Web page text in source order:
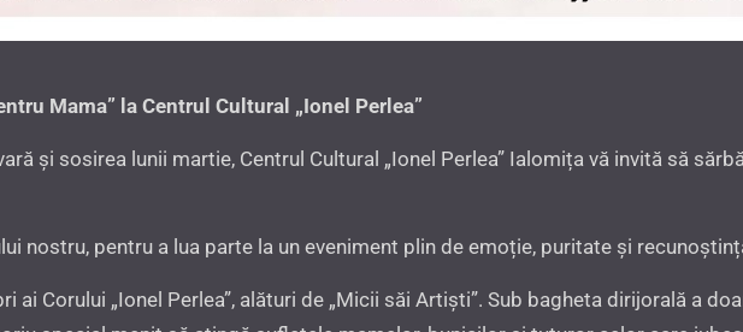
Mama” la Centrul Cultural „Ionel Perlea”
și sosirea lunii martie, Centrul Cultural „Ionel Perlea” Ialomița vă invită să
nostru, pentru a lua parte la un eveniment plin de emoție, puritate și
Corului „Ionel Perlea”, alături de „Micii săi Artiști”. Sub bagheta dirijorală a